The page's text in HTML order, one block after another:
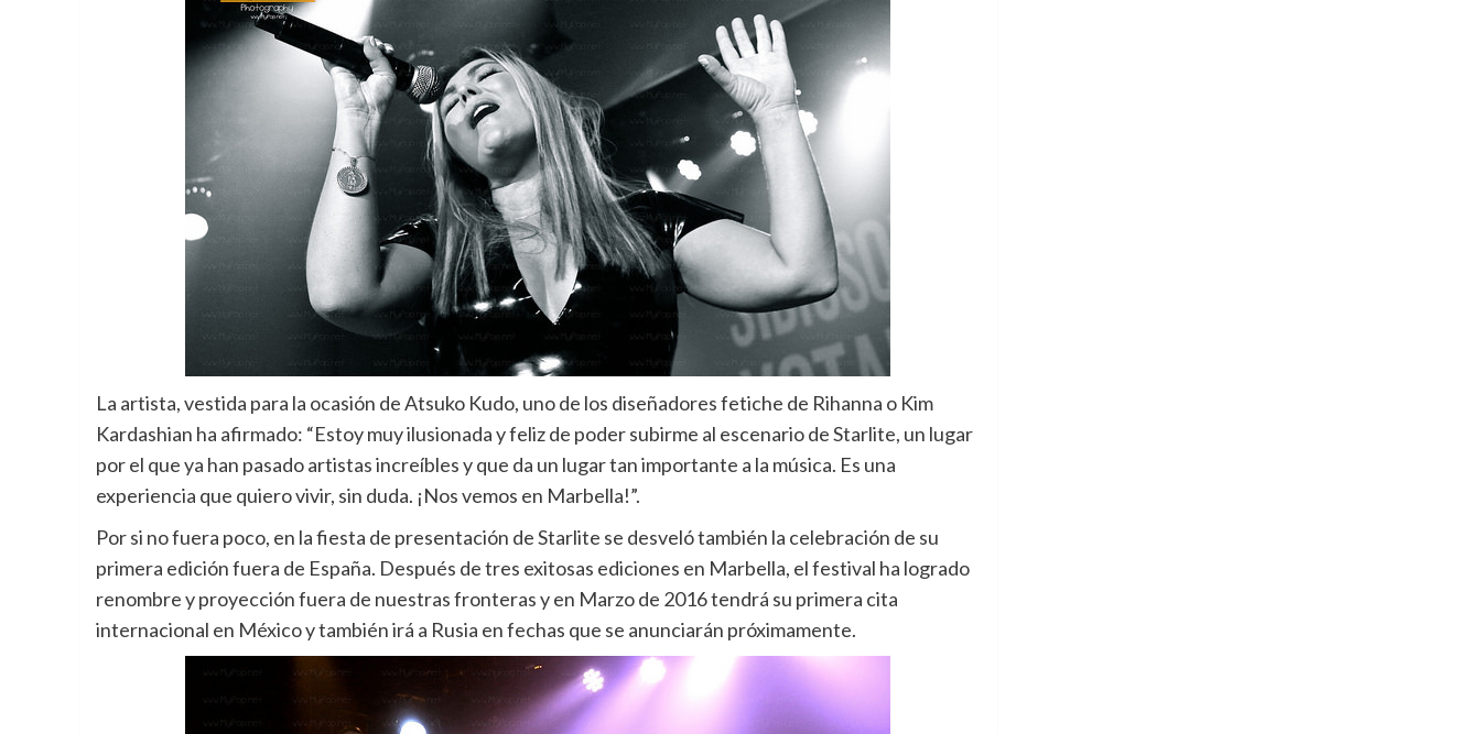
La artista, vestida para la ocasión de Atsuko Kudo, uno de los diseñadores fetiche de Rihanna o Kim
Kardashian ha afirmado: “Estoy muy ilusionada y feliz de poder subirme al escenario de Starlite, un lugar
por el que ya han pasado artistas increíbles y que da un lugar tan importante a la música. Es una
experiencia que quiero vivir, sin duda. ¡Nos vemos en Marbella!”.
Por si no fuera poco, en la fiesta de presentación de Starlite se desveló también la celebración de su
primera edición fuera de España. Después de tres exitosas ediciones en Marbella, el festival ha logrado
renombre y proyección fuera de nuestras fronteras y en Marzo de 2016 tendrá su primera cita
internacional en México y también irá a Rusia en fechas que se anunciarán próximamente.